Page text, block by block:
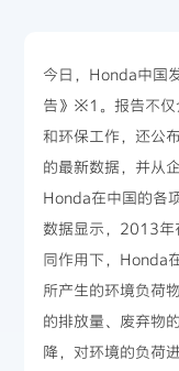
技术创新
赛事运动
新闻资讯
今日，Honda中国
告》※1。报告不仅
和环保工作，还公
的最新数据，并从
Honda在中国的各
数据显示，2013年
同作用下，Honda
所产生的环境负荷
的排放量、废弃物
降，对环境的负荷